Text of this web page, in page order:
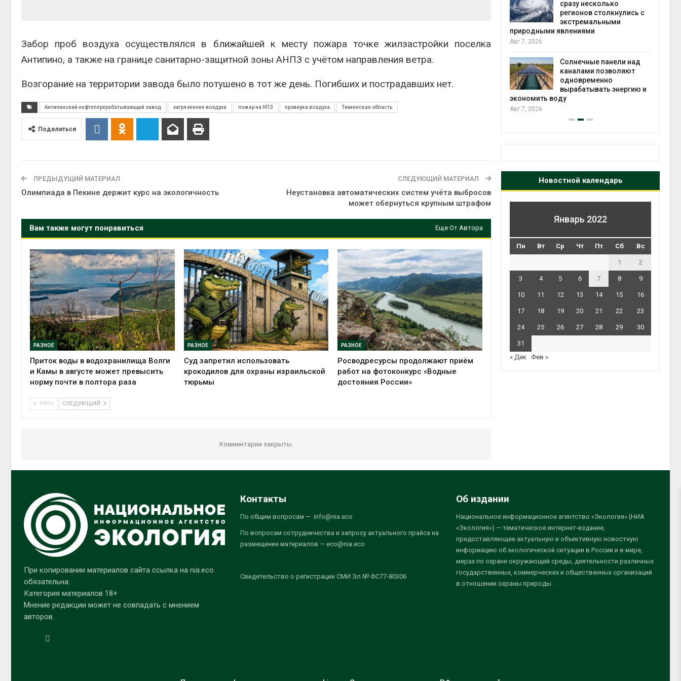
Забор проб воздуха осуществлялся в ближайшей к месту пожара точке жилзастройки поселка
Антипино, а также на границе санитарно-защитной зоны АНПЗ с учётом направления ветра.
Возгорание на территории завода было потушено в тот же день. Погибших и пострадавших нет.
Антипинский нефтеперерабатывающий завод загрязнение воздуха пожар на НПЗ проверка воздуха Тюменская область
Поделиться
ПРЕДЫДУЩИЙ МАТЕРИАЛ
Олимпиада в Пекине держит курс на экологичность
СЛЕДУЮЩИЙ МАТЕРИАЛ
Неустановка автоматических систем учёта выбросов
может обернуться крупным штрафом
Вам также могут понравиться Еще От Автора
РАЗНОЕ
Приток воды в водохранилища Волги
и Камы в августе может превысить
норму почти в полтора раза
РАЗНОЕ
Суд запретил использовать
крокодилов для охраны израильской
тюрьмы
РАЗНОЕ
Росводресурсы продолжают приём
работ на фотоконкурс «Водные
достояния России»
PREV СЛЕДУЮЩИЙ
Комментарии закрыты.
получать питьевую воду
ветра
помощи для приютов
Авг 7, 2026
сразу несколько
регионов столкнулись с
экстремальными
природными явлениями
Авг 7, 2026
Солнечные панели над
каналами позволяют
одновременно
вырабатывать энергию и
Авг 6, 2026
ветра
Авг 6, 2026
Новостной календарь
Январь 2022
Пн Вт Ср Чт Пт Сб Вс
1 2
3 4 5 6 7 8 9
10 11 12 13 14 15 16
17 18 19 20 21 22 23
24 25 26 27 28 29 30
31
« Дек
Фев »
При копировании материалов сайта ссылка на nia.eco
обязательна.
Категория материалов 18+
Мнение редакции может не совпадать с мнением
авторов.
Контакты
По общим вопросам — info@nia.eco
По вопросам сотрудничества и запросу актуального прайса на
размещение материалов — eco@nia.eco
Свидетельство о регистрации СМИ Эл № ФС77-80306
Об издании
Национальное информационное агентство «Экология» (НИА
«Экология») — тематическое интернет-издание,
предоставляющее актуальную и объективную новостную
информацию об экологической ситуации в России и в мире,
мерах по охране окружающей среды, деятельности различных
государственных, коммерческих и общественных организаций
в отношении охраны природы.